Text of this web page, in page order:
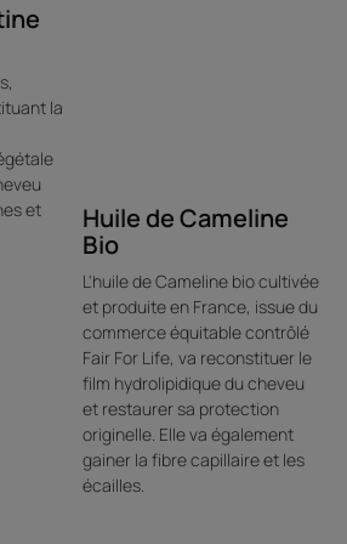
inédite sans
répare les pointes
sans aucun fini
et durablement : triple action
- répare et prévient les fourches,
de la chaleur : sous l'action du
un effet thermoprotecteur
de fer à lisser.
: texture transformable gel-en-huile
la
et
Huile de Cameline
Bio
L'huile de Cameline bio cultivée
et produite en France, issue du
commerce équitable contrôlé
Fair For Life, va reconstituer le
film hydrolipidique du cheveu
et restaurer sa protection
originelle. Elle va également
gainer la fibre capillaire et les
écailles.